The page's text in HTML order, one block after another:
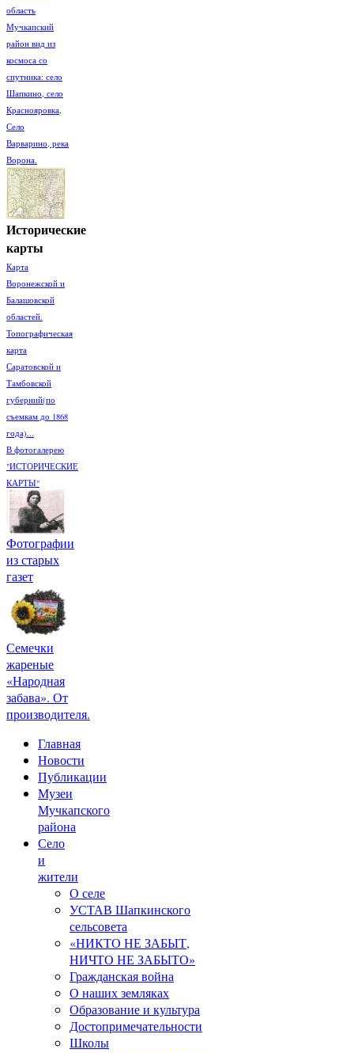
область
Мучкапский
район вид из
космоса со
спутника: село
Шапкино, село
Краснояровка,
Село
Варварино, река
Ворона.
Исторические
карты
Карта
Воронежской и
Балашовской
областей.
Топографическая
карта
Саратовской и
Тамбовской
губерний(по
съемкам до 1868
года)...
В фотогалерею
"ИСТОРИЧЕСКИЕ
КАРТЫ"
Фотографии
из старых
газет
Семечки
жареные
«Народная
забава». От
производителя.
Главная
Новости
Публикации
Музеи
Мучкапского
района
Село
и
жители
О селе
УСТАВ Шапкинского
сельсовета
«НИКТО НЕ ЗАБЫТ,
НИЧТО НЕ ЗАБЫТО»
Гражданская война
О наших земляках
Образование и культура
Достопримечательности
Школы